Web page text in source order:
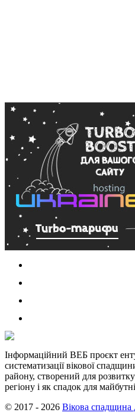
Інформаційний ВЕБ проєкт
систематизації вікової
району, створений для
регіону і як спадок для
© 2017 - 2026 Вікова